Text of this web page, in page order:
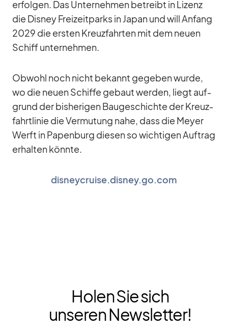
er­fol­gen. Das Un­ter­neh­men be­treibt in Li­zenz
die Dis­ney Frei­zeit­parks in Ja­pan und will An­fang
2029 die ers­ten Kreuz­fahr­ten mit dem neuen
Schiff un­ter­neh­men.
Ob­wohl noch nicht be­kannt ge­ge­ben wurde,
wo die neuen Schiffe ge­baut wer­den, liegt auf­
grund der bis­he­ri­gen Bau­ge­schichte der Kreuz­
fahrt­li­nie die Ver­mu­tung nahe, dass die Meyer
Werft in Pa­pen­burg die­sen so wich­ti­gen Auf­trag
er­hal­ten könnte.
disneycruise.disney.go.com
Holen Sie sich
unseren Newsletter!